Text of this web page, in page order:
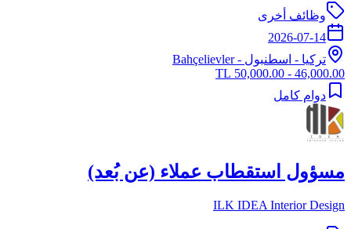
وظائف أخرى
2026-07-14
تركيا - اسطنبول - Bahçelievler
46,000.00 - 50,000.00 TL
دوام كامل
مسؤول استقطاب عملاء (عن بُعد)
ILK IDEA Interior Design